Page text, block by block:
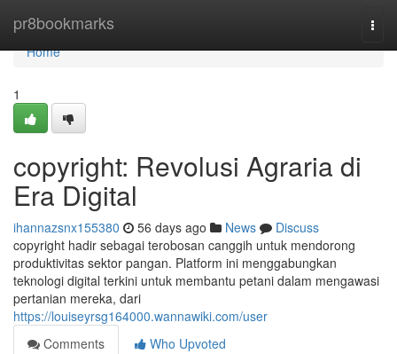
pr8bookmarks
Home
Home
1
copyright: Revolusi Agraria di
Era Digital
ihannazsnx155380 56 days ago News
Discuss
copyright hadir sebagai terobosan canggih untuk mendorong
produktivitas sektor pangan. Platform ini menggabungkan
teknologi digital terkini untuk membantu petani dalam mengawasi
pertanian mereka, dari
https://louiseyrsg164000.wannawiki.com/user
Comments
Who Upvoted